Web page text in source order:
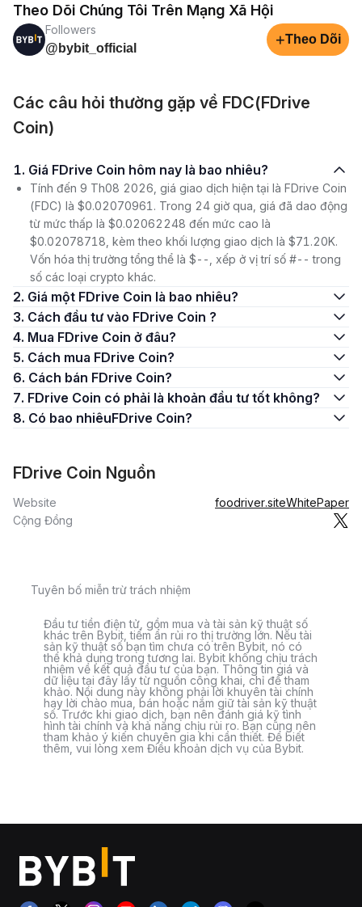
Theo Dõi Chúng Tôi Trên Mạng Xã Hội
Followers
@bybit_official
+Theo Dõi
Các câu hỏi thường gặp về FDC(FDrive
Coin)
1. Giá FDrive Coin hôm nay là bao nhiêu?
Tính đến 9 Th08 2026, giá giao dịch hiện tại là FDrive Coin
(FDC) là $0.02070961. Trong 24 giờ qua, giá đã dao động
từ mức thấp là $0.02062248 đến mức cao là
$0.02078718, kèm theo khối lượng giao dịch là $71.20K.
Vốn hóa thị trường tổng thể là $--, xếp ở vị trí số #-- trong
số các loại crypto khác.
2. Giá một FDrive Coin là bao nhiêu?
3. Cách đầu tư vào FDrive Coin ?
4. Mua FDrive Coin ở đâu?
5. Cách mua FDrive Coin?
6. Cách bán FDrive Coin?
7. FDrive Coin có phải là khoản đầu tư tốt không?
8. Có bao nhiêuFDrive Coin?
FDrive Coin Nguồn
Website foodriver.siteWhitePaper
Cộng Đồng
Tuyên bố miễn trừ trách nhiệm
Đầu tư tiền điện tử, gồm mua và tài sản kỹ thuật số
khác trên Bybit, tiềm ẩn rủi ro thị trường lớn. Nếu tài
sản kỹ thuật số bạn tìm chưa có trên Bybit, nó có
thể khả dụng trong tương lai. Bybit không chịu trách
nhiệm về kết quả đầu tư của bạn. Thông tin giá và
dữ liệu tại đây lấy từ nguồn công khai, chỉ để tham
khảo. Nội dung này không phải lời khuyên tài chính
hay lời chào mua, bán hoặc nắm giữ tài sản kỹ thuật
số. Trước khi giao dịch, bạn nên đánh giá kỹ tình
hình tài chính và khả năng chịu rủi ro. Bạn cũng nên
tham khảo ý kiến chuyên gia khi cần thiết. Để biết
thêm, vui lòng xem Điều khoản dịch vụ của Bybit.